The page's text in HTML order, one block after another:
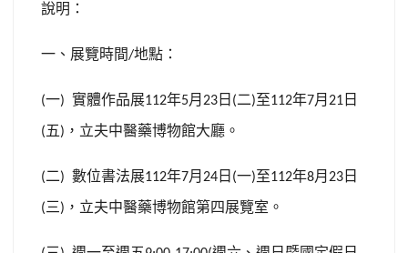
說明：
一、展覽時間/地點：
(一) 實體作品展112年5月 23 日 (二)至112年7月 21 日
(五) ，立夫中醫藥博物館大廳。
(二) 數位書法展112年7月 24 日 (一)至112年8月 23 日
(三) ，立夫中醫藥博物館第四展覽室。